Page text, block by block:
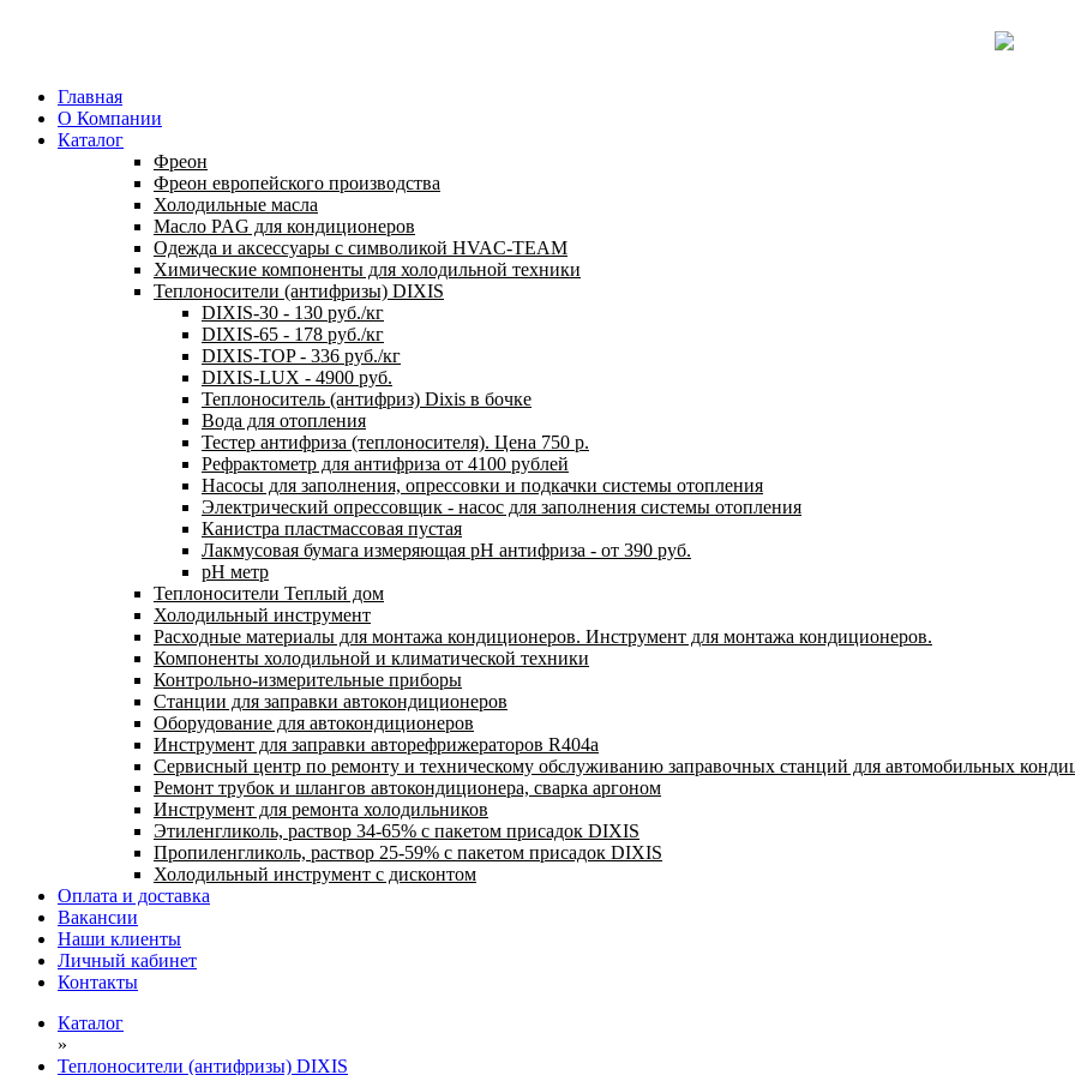
Главная
О Компании
Каталог
Фреон
Фреон европейского производства
Холодильные масла
Масло PAG для кондиционеров
Одежда и аксессуары с символикой HVAC-TEAM
Химические компоненты для холодильной техники
Теплоносители (антифризы) DIXIS
DIXIS-30 - 130 руб./кг
DIXIS-65 - 178 руб./кг
DIXIS-ТОP - 336 руб./кг
DIXIS-LUX - 4900 руб.
Теплоноситель (антифриз) Dixis в бочке
Вода для отопления
Тестер антифриза (теплоносителя). Цена 750 р.
Рефрактометр для антифриза от 4100 рублей
Насосы для заполнения, опрессовки и подкачки системы отопления
Электрический опрессовщик - насос для заполнения системы отопления
Канистра пластмассовая пустая
Лакмусовая бумага измеряющая pH антифриза - от 390 руб.
pH метр
Теплоносители Теплый дом
Холодильный инструмент
Расходные материалы для монтажа кондиционеров. Инструмент для монтажа кондиционеров.
Компоненты холодильной и климатической техники
Контрольно-измерительные приборы
Станции для заправки автокондиционеров
Оборудование для автокондиционеров
Инструмент для заправки авторефрижераторов R404a
Сервисный центр по ремонту и техническому обслуживанию заправочных станций для автомобильных
Ремонт трубок и шлангов автокондиционера, сварка аргоном
Инструмент для ремонта холодильников
Этиленгликоль, раствор 34-65% с пакетом присадок DIXIS
Пропиленгликоль, раствор 25-59% с пакетом присадок DIXIS
Холодильный инструмент с дисконтом
Оплата и доставка
Вакансии
Наши клиенты
Личный кабинет
Контакты
Каталог
»
Теплоносители (антифризы) DIXIS